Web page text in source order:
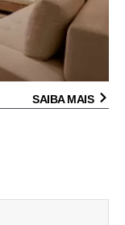
SAIBA MAIS